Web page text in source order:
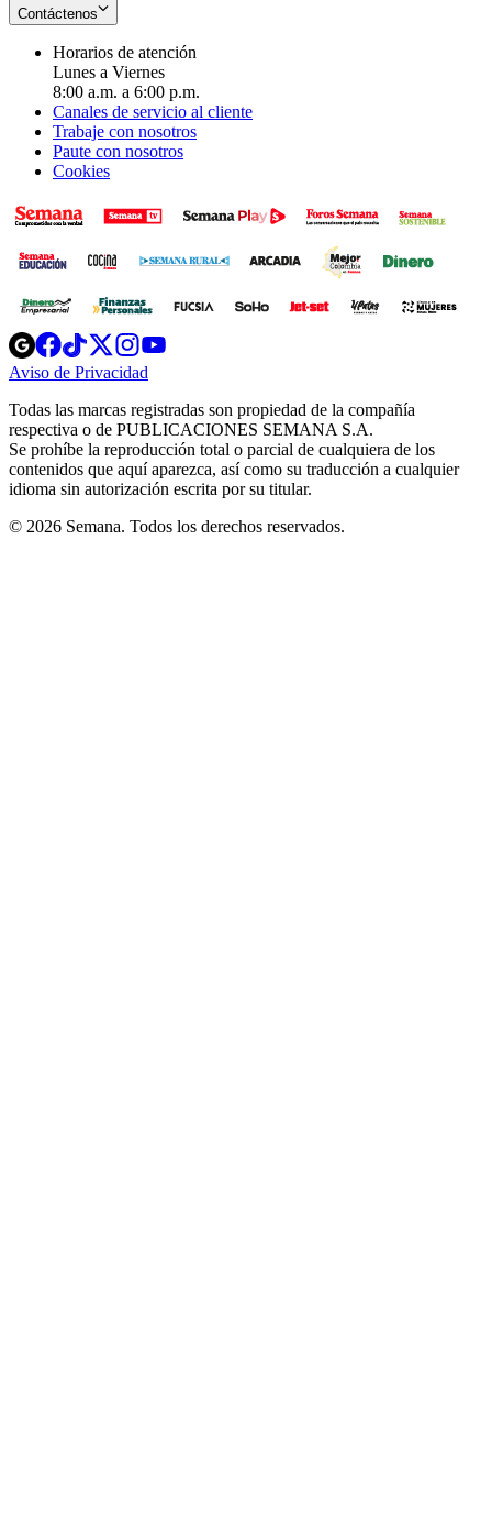
Contáctenos
Horarios de atención
Lunes a Viernes
8:00 a.m. a 6:00 p.m.
Canales de servicio al cliente
Trabaje con nosotros
Paute con nosotros
Cookies
Opens
in
new
Opens
in
new
Opens
in
new
window
Opens
new
windowwindow
Aviso de Privacidad
new
window
Todas las marcas registradas son propiedad de la compañía
respectiva o de PUBLICACIONES SEMANA S.A.
Se prohíbe la reproducción total o parcial de cualquiera de los
contenidos que aquí aparezca, así como su traducción a cualquier
idioma sin autorización escrita por su titular.
© 2026 Semana. Todos los derechos reservados.